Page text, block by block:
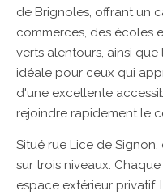
de Brignoles, offrant un
commerces, des écoles
verts alentours, ainsi
idéale pour ceux qui
d'une excellente
rejoindre rapidement le
Situé rue Lice de
sur trois niveaux.
espace extérieur